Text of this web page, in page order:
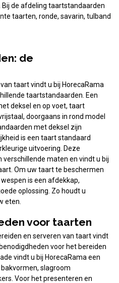
Bij de afdeling taartstandaarden
taarten, ronde, savarin, tulband
de
taart vindt u bij HorecaRama
taartstandaarden. Een
deksel en op voet, taart
doorgaans in rond model
met deksel zijn
is een taart standaard
uitvoering. Deze
maten en vindt u bij
Om uw taart te beschermen
is een afdekkap,
oplossing. Zo houdt u
eten.
voor taarten
en serveren van taart vindt
voor het bereiden
vindt u bij HorecaRama een
slagroom
Voor het presenteren en